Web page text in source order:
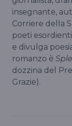
insegnante,
Corriere della
poeti
e divulga
romanzo è
dozzina del
Grazie).